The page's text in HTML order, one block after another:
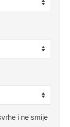
i ne smije